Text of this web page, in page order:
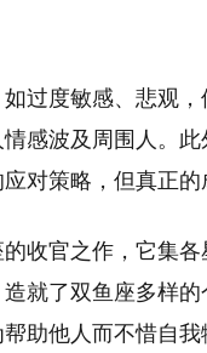
过度敏感、悲观
感波及周围人。
对策略，但真正
收官之作，它集
就了双鱼座多样
助他人而不惜自我